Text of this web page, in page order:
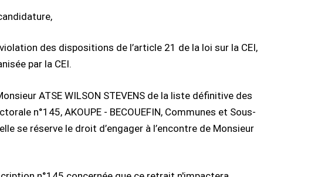
des dispositions de l’article 21 de la loi sur la CEI,
par la CEI.
ATSE WILSON STEVENS de la liste définitive des
n°145, AKOUPE - BECOUEFIN, Communes et Sous-
se réserve le droit d’engager à l’encontre de Monsieur